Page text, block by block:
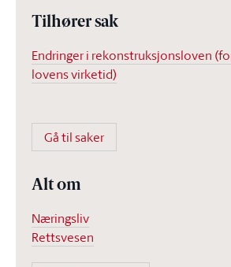
Tilhører sak
Endringer i rekonstruksjonsloven
lovens virketid)
Gå til saker
Alt om
Næringsliv
Rettsvesen